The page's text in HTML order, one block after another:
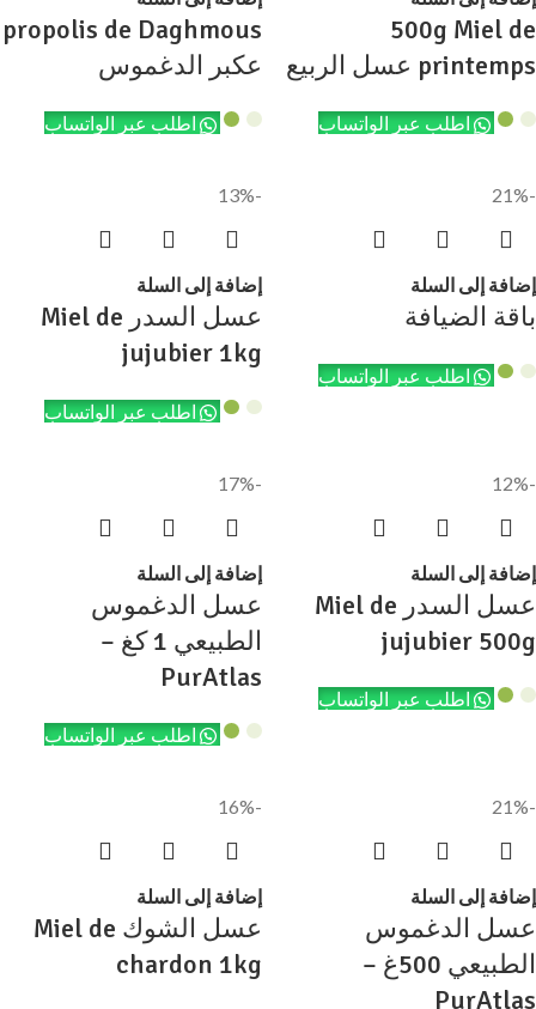
500g Miel de
printemps عسل الربيع
اطلب عبر الواتساب
propolis de Daghmous
عكبر الدغموس
اطلب عبر الواتساب
-21%
إضافة إلى السلة
باقة الضيافة
اطلب عبر الواتساب
-13%
إضافة إلى السلة
عسل السدر Miel de
jujubier 1kg
اطلب عبر الواتساب
-12%
إضافة إلى السلة
عسل السدر Miel de
jujubier 500g
اطلب عبر الواتساب
-17%
إضافة إلى السلة
عسل الدغموس
الطبيعي 1 كغ –
PurAtlas
اطلب عبر الواتساب
-21%
إضافة إلى السلة
عسل الدغموس
الطبيعي 500غ –
PurAtlas
-16%
إضافة إلى السلة
عسل الشوك Miel de
chardon 1kg